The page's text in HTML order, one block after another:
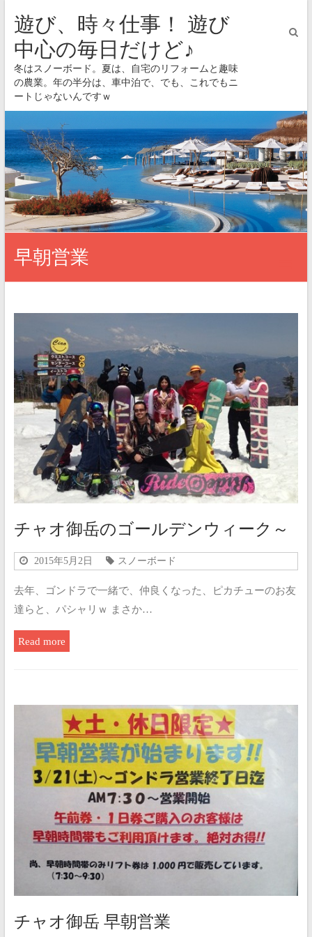
遊び、時々仕事！ 遊び
中心の毎日だけど♪
冬はスノーボード。夏は、自宅のリフォームと趣味
の農業。年の半分は、車中泊で、でも、これでもニ
ートじゃないんですｗ
早朝営業
チャオ御岳のゴールデンウィーク～
2015年5月2日 スノーボード
去年、ゴンドラで一緒で、仲良くなった、ピカチューのお友
達らと、パシャリｗ まさか…
Read more
チャオ御岳 早朝営業